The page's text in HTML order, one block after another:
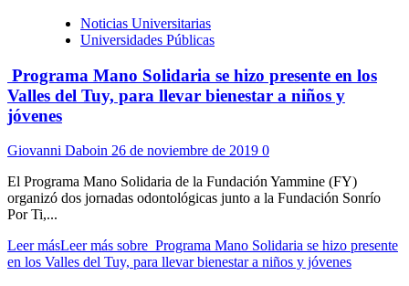
Noticias Universitarias
Universidades Públicas
Programa Mano Solidaria se hizo presente en los
Valles del Tuy, para llevar bienestar a niños y
jóvenes
Giovanni Daboin 26 de noviembre de 2019 0
El Programa Mano Solidaria de la Fundación Yammine (FY)
organizó dos jornadas odontológicas junto a la Fundación Sonrío
Por Ti,...
Leer másLeer más sobre Programa Mano Solidaria se hizo presente
en los Valles del Tuy, para llevar bienestar a niños y jóvenes